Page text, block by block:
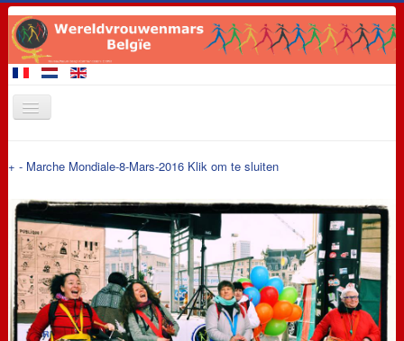
Demonstratie 28 september 2017
Evenementen
Eisen
Promotiemateriaal
Contact
+ - Marche Mondiale-8-Mars-2016 Klik om te sluiten